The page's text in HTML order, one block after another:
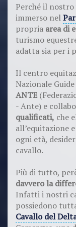
Perché il nostro
immerso nel
propria area di
turismo
adatta sia per i
Il centro
Nazionale
ANTE
- Ante) e
qualificati, che
all’equitazione e
ogni età,
cavallo.
Più di tutto,
davvero la
Infatti i nostri
possiedono
Cavallo del